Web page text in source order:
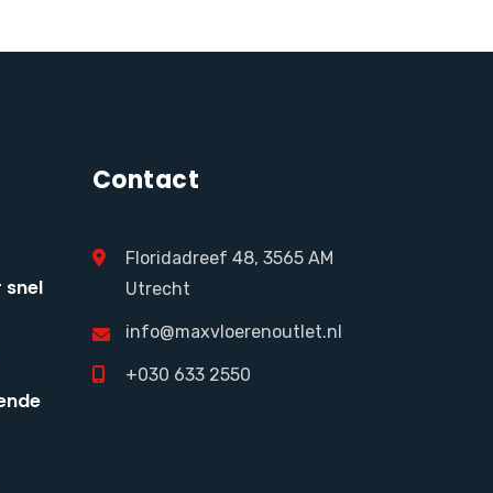
Contact
Floridadreef 48, 3565 AM
Utrecht
info@maxvloerenoutlet.nl
+030 633 2550